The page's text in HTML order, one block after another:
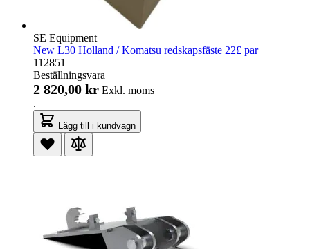
SE Equipment
New L30 Holland / Komatsu redskapsfäste 22£ par
112851
Beställningsvara
2 820,00 kr Exkl. moms
.
Lägg till i kundvagn